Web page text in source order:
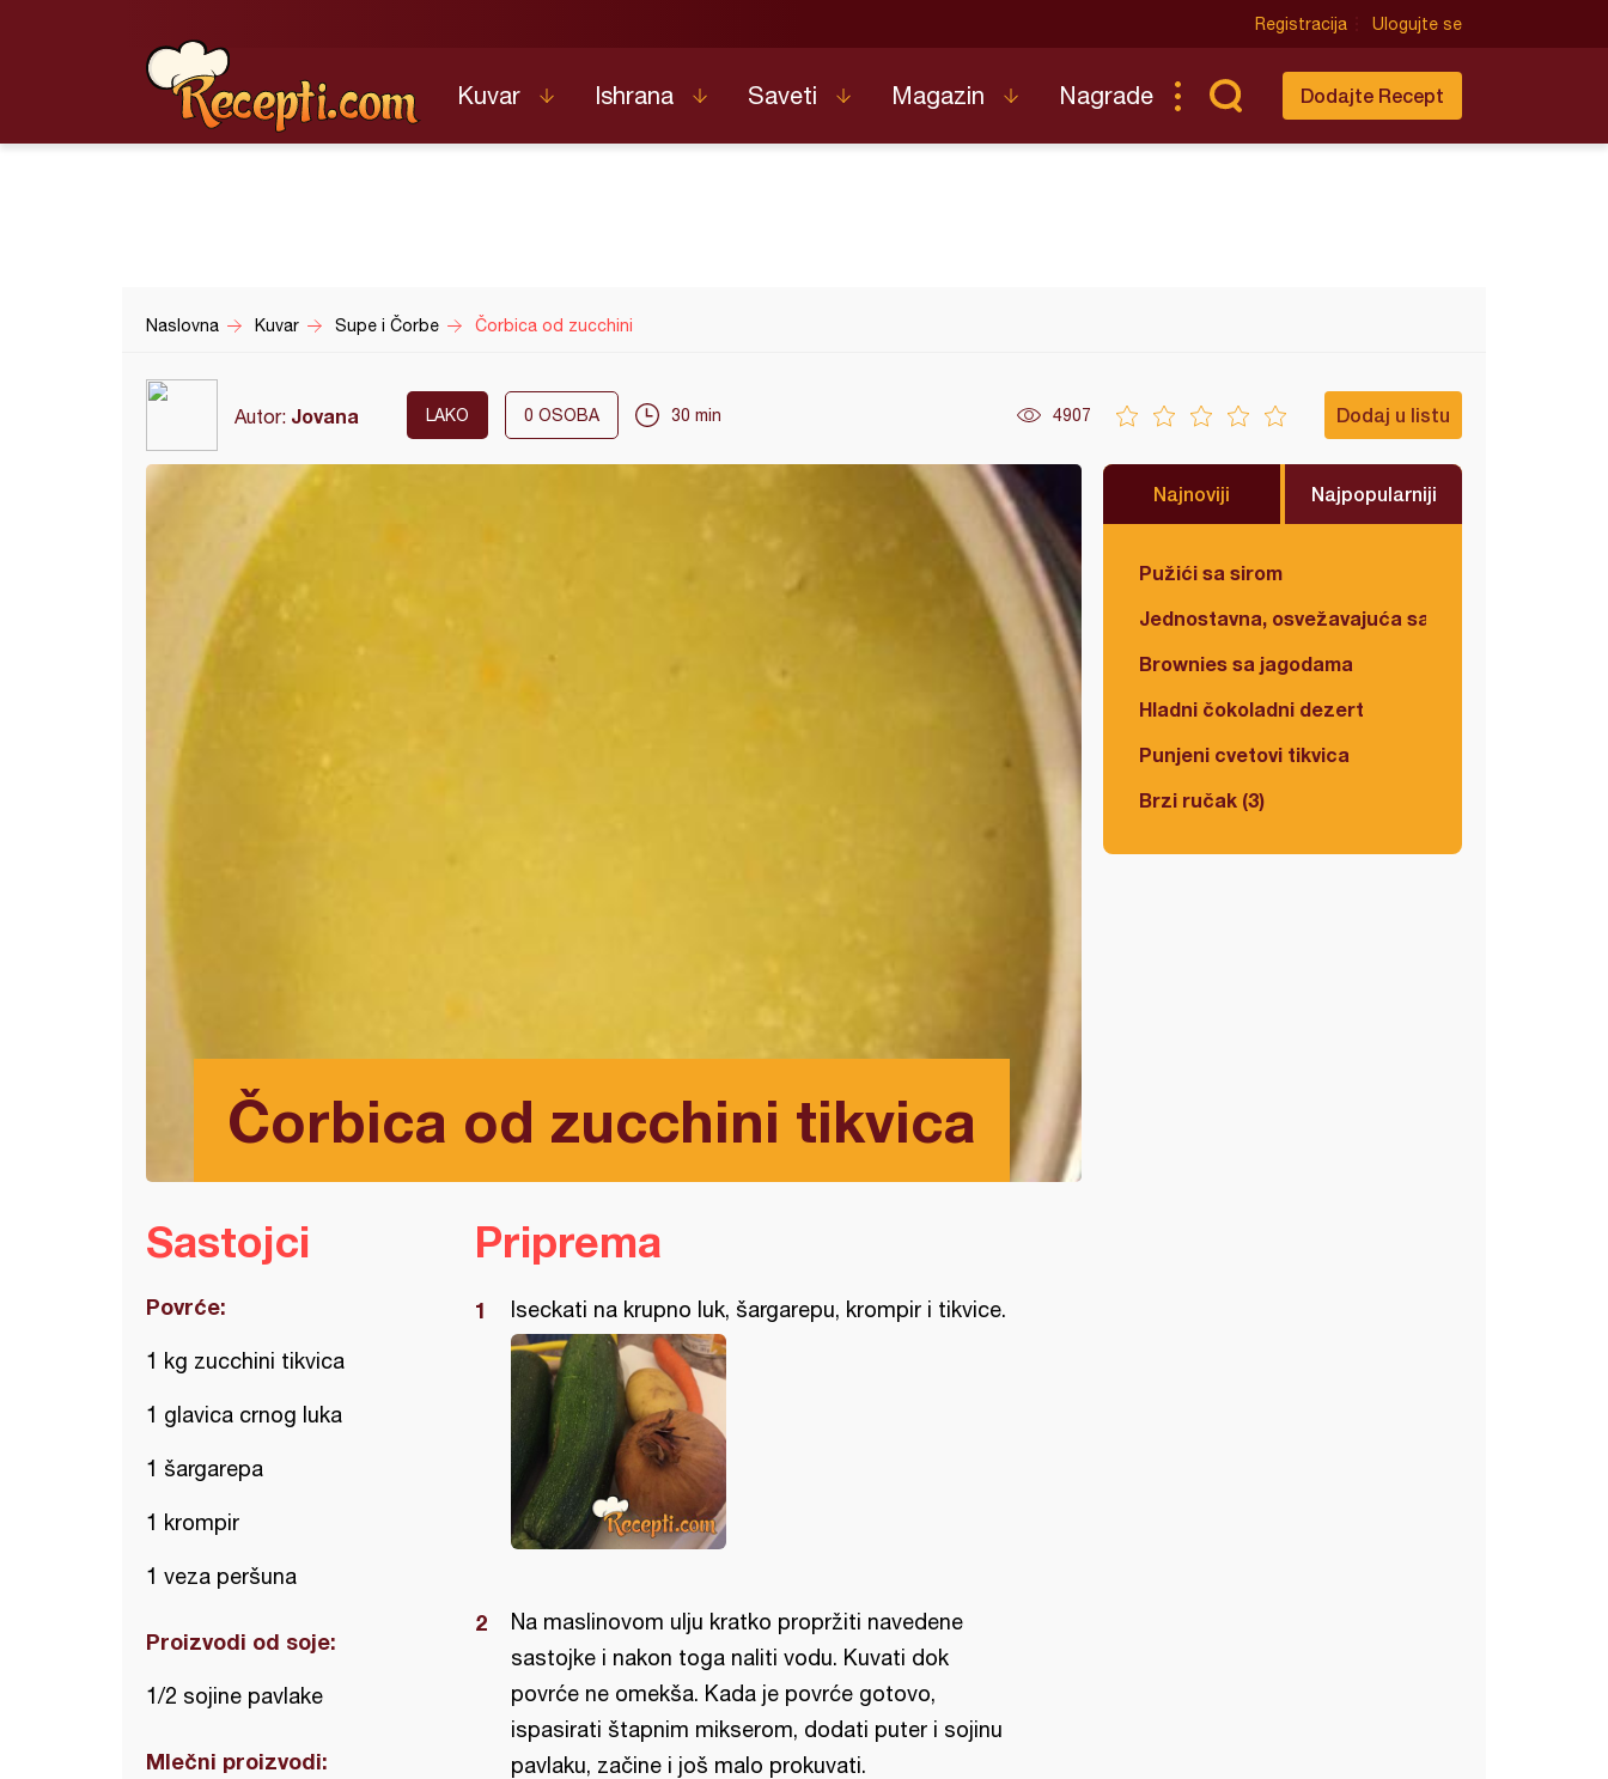
Registracija Ulogujte se
Kuvar Ishrana Saveti Magazin Nagrade Dodajte Recept
Naslovna Kuvar Supe i Čorbe Čorbica od zucchini
Autor: Jovana LAKO 0 OSOBA 30 min 4907 Dodaj u listu
Čorbica od zucchini tikvica
Najnoviji Najpopularniji
Pužići sa sirom
Jednostavna, osvežavajuća salata
Brownies sa jagodama
Hladni čokoladni dezert
Punjeni cvetovi tikvica
Brzi ručak (3)
Sastojci
Povrće:
1 kg zucchini tikvica
1 glavica crnog luka
1 šargarepa
1 krompir
1 veza peršuna
Proizvodi od soje:
1/2 sojine pavlake
Mlečni proizvodi:
Priprema
Iseckati na krupno luk, šargarepu, krompir i tikvice.
Na maslinovom ulju kratko propržiti navedene
sastojke i nakon toga naliti vodu. Kuvati dok
povrće ne omekša. Kada je povrće gotovo,
ispasirati štapnim mikserom, dodati puter i sojinu
pavlaku, začine i još malo prokuvati.